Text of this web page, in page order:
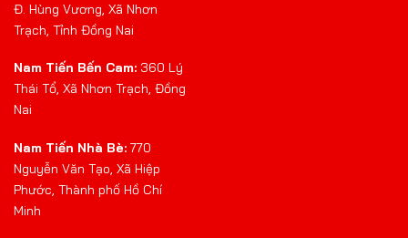
Đ. Hùng Vương, Xã Nhơn
Trạch, Tỉnh Đồng Nai
Nam Tiến Bến Cam: 360 Lý
Thái Tổ, Xã Nhơn Trạch, Đồng
Nai
Nam Tiến Nhà Bè: 770
Nguyễn Văn Tạo, Xã Hiệp
Phước, Thành phố Hồ Chí
Minh